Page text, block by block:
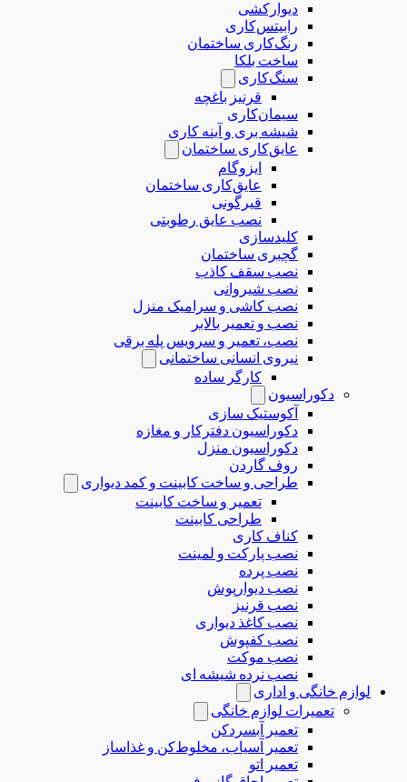
دیوارکشی
رابیتس‌کاری
رنگ‌کاری ساختمان
ساخت بلکا
سنگ‌کاری
قرنیز باغچه
سیمان‌کاری
شیشه بری و آینه کاری
عایق‌کاری ساختمان
ایزوگام
عایق‌کاری ساختمان
قیرگونی
نصب عایق رطوبتی
کلیدسازی
گچبری ساختمان
نصب سقف کاذب
نصب شیروانی
نصب کاشی و سرامیک منزل
نصب و تعمیر بالابر
نصب، تعمیر و سرویس پله برقی
نیروی انسانی ساختمانی
کارگر ساده
دکوراسیون
آکوستیک سازی
دکوراسیون دفترکار و مغازه
دکوراسیون منزل
روف گاردن
طراحی و ساخت کابینت و کمد دیواری
تعمیر و ساخت کابینت
طراحی کابینت
کناف کاری
نصب پارکت و لمینت
نصب پرده
نصب دیوارپوش
نصب قرنیز
نصب کاغذ دیواری
نصب کفپوش
نصب موکت
نصب نرده شیشه ای
لوازم خانگی و اداری
تعمیرات لوازم خانگی
تعمیر آبسردکن
تعمیر آسیاب، مخلوط‌کن و غذاساز
تعمیر اتو